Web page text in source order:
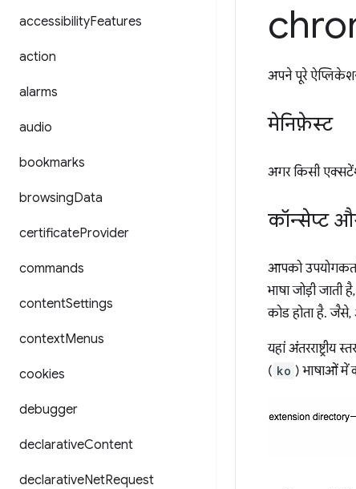
accessibilityFeatures
action
alarms
audio
bookmarks
browsingData
certificateProvider
commands
contentSettings
contextMenus
cookies
debugger
declarativeContent
declarativeNetRequest
अपने पूरे
मेनिफ़ेस्ट
अगर किसी
कॉन्सेप्ट
आपको
भाषा जोड़ी जाती
कोड होता है.
यहां
( ko ) भाषाओं में